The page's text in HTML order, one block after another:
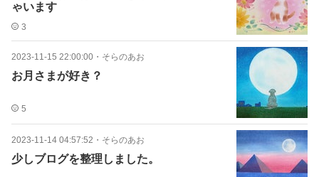
ゃいます
3
2023-11-15 22:00:00 ・ そらのあお
お月さまが好き？
5
2023-11-14 04:57:52 ・ そらのあお
少しブログを整理しました。